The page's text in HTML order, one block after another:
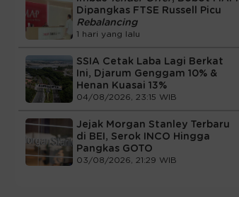
Dipangkas FTSE Russell Picu
Rebalancing
1 hari yang lalu
SSIA Cetak Laba Lagi Berkat
Ini, Djarum Genggam 10% &
Henan Kuasai 13%
04/08/2026, 23:15 WIB
Jejak Morgan Stanley Terbaru
di BEI, Serok INCO Hingga
Pangkas GOTO
03/08/2026, 21:29 WIB